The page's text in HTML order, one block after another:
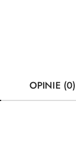
OPINIE (0)